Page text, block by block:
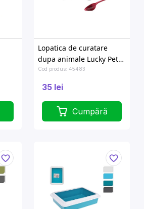
Lopatica de curatare
dupa animale Lucky Pet
33X11X6cm
Cod produs: 45483
35 lei
Cumpără